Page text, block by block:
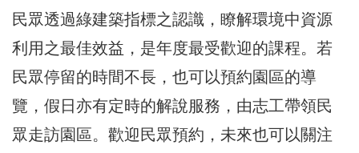
民眾透過綠建築指標之認識，瞭解環境中資源
利用之最佳效益，是年度最受歡迎的課程。若
民眾停留的時間不長，也可以預約園區的導
覽，假日亦有定時的解說服務，由志工帶領民
眾走訪園區。歡迎民眾預約，未來也可以關注